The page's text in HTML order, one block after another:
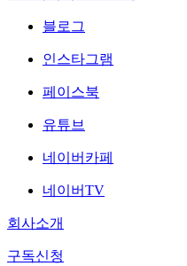
블로그
인스타그램
페이스북
유튜브
네이버카페
네이버TV
회사소개
구독신청